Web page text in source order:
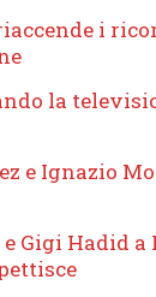
i
la
e Ignazio
Gigi Hadid a